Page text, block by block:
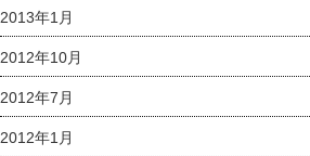
2013年1月
2012年10月
2012年7月
2012年1月